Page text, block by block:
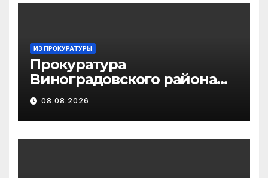
ИЗ ПРОКУРАТУРЫ
Прокуратура
Виноградовского района
информирует об
изменениях
законодательства об
иммунопрофилактике
08.08.2026